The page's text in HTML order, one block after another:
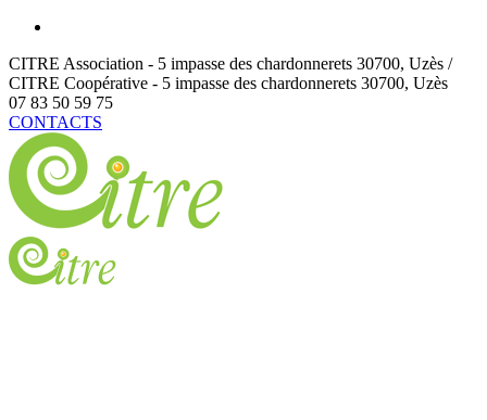
CITRE Association - 5 impasse des chardonnerets 30700, Uzès /
CITRE Coopérative - 5 impasse des chardonnerets 30700, Uzès
07 83 50 59 75
CONTACTS